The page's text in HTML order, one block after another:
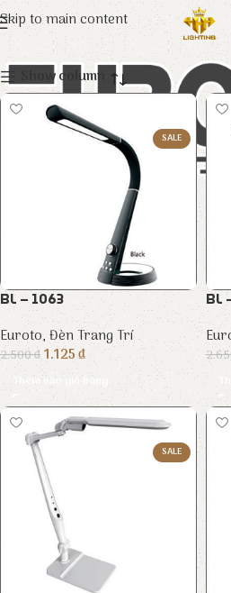
Skip to main contentĐèn
Show column
SALE
BL – 1063
Euroto, Đèn Trang Trí
2.500₫1.125₫
Thêm vào giỏ hàng
BL
SALE